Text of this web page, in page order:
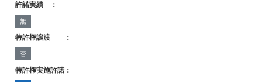
許諾実績 ：
無
特許権譲渡 ：
否
特許権実施許諾：